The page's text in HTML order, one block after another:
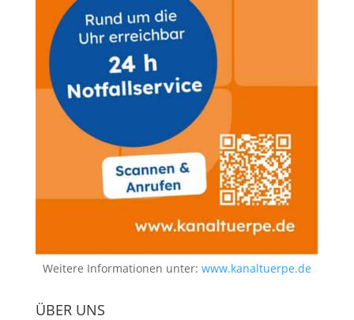
Weitere Informationen unter: www.kanaltuerpe.de
ÜBER UNS